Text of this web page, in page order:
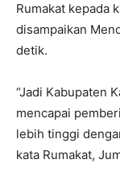
Rumakat kepada
disampaikan
detik.
“Jadi Kabupaten
mencapai
lebih tinggi
kata Rumakat,